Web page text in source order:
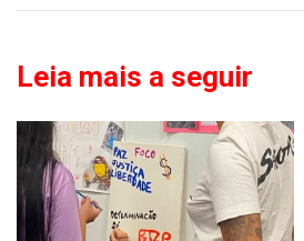
Leia mais a seguir